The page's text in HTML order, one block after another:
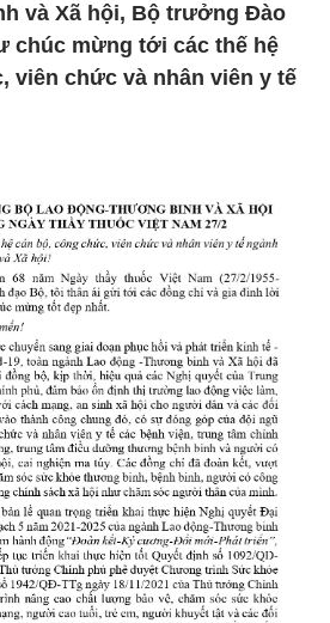
và Xã hội, Bộ trưởng Đào
chúc mừng tới các thế hệ
viên chức và nhân viên y tế